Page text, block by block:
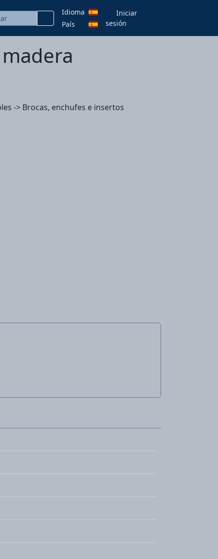
Idioma
País
Iniciar
sesión
-> Brocas, enchufes e insertos